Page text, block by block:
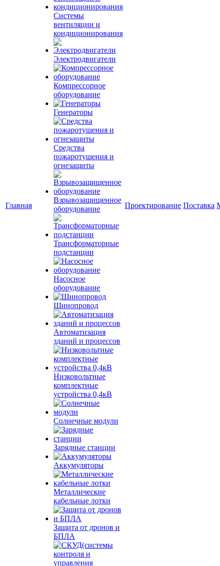
Главная
Системы
вентиляции и
кондиционирования
Электродвигатели
Компрессорное
оборудование
Генераторы
Средства
пожаротушения и
огнезащиты
Взрывозащищенное
оборудование
Трансформаторные
подстанции
Насосное
оборудование
Шинопровод
Автоматизация
зданий и процессов
Низковольтные
комплектные
устройства 0,4кВ
Солнечные модули
Зарядные станции
Аккумуляторы
Металлические
кабельные лотки
Защита от дронов и
БПЛА
Проектирование Поставка